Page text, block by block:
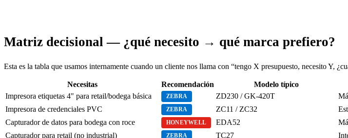
Matriz decisional — ¿qué necesito → qué marca prefiero?
Esta es la tabla que usamos internamente cuando un cliente nos llama con “tengo X presupuesto, necesito Y,
Necesitas Recomendación Modelo típico
Impresora etiquetas 4" para retail/bodega básica
ZEBRA ZD230 / GK-420T
Impresora de credenciales PVC
ZEBRA ZC11 / ZC32
Capturador de datos para bodega con roce
HONEYWELL EDA52
Capturador para retail (no industrial)
ZEBRA TC27